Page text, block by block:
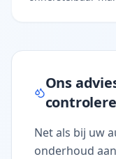
Ons
Net als bij uw
onderhoud